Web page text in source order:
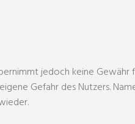
jedoch keine Gewähr
Gefahr des Nutzers.